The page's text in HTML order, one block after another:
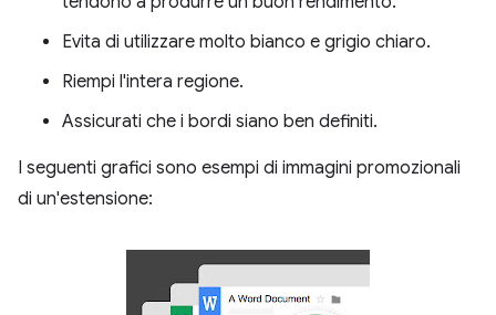
Evita di utilizzare molto bianco e grigio chiaro.
Riempi l'intera regione.
Assicurati che i bordi siano ben definiti.
I seguenti grafici sono esempi di immagini promozionali
di un'estensione: